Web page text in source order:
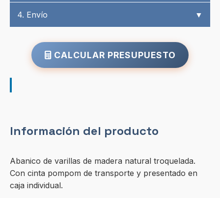
4. Envío ▼
CALCULAR PRESUPUESTO
Información del producto
Abanico de varillas de madera natural troquelada.
Con cinta pompom de transporte y presentado en
caja individual.